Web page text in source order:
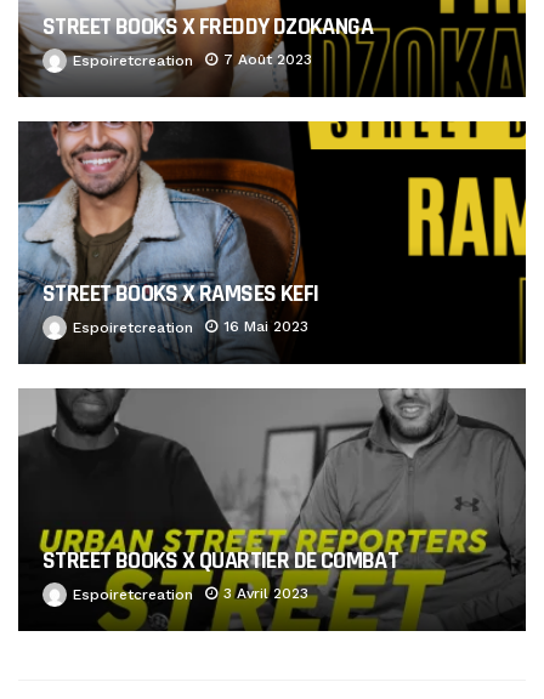
STREET BOOKS X FREDDY DZOKANGA
Espoiretcreation 7 Août 2023
STREET BOOKS X RAMSES KEFI
Espoiretcreation 16 Mai 2023
STREET BOOKS X QUARTIER DE COMBAT
Espoiretcreation 3 Avril 2023